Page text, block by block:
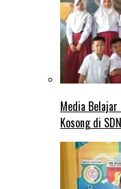
Media
Kosong di